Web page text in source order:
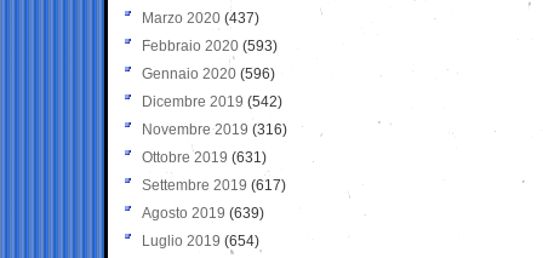
Marzo 2020 (437)
Febbraio 2020 (593)
Gennaio 2020 (596)
Dicembre 2019 (542)
Novembre 2019 (316)
Ottobre 2019 (631)
Settembre 2019 (617)
Agosto 2019 (639)
Luglio 2019 (654)